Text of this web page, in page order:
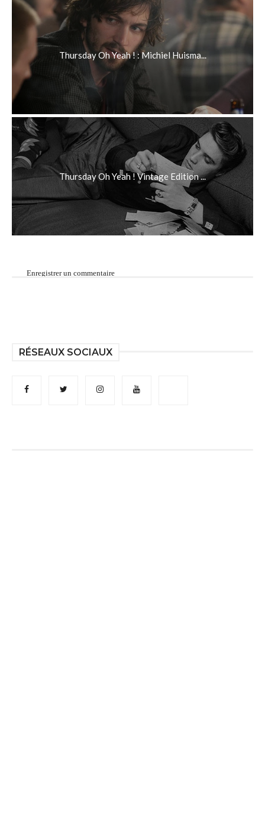
Thursday Oh Yeah ! : Michiel Huisma...
Thursday Oh Yeah ! Vintage Edition ...
Enregistrer un commentaire
RÉSEAUX SOCIAUX